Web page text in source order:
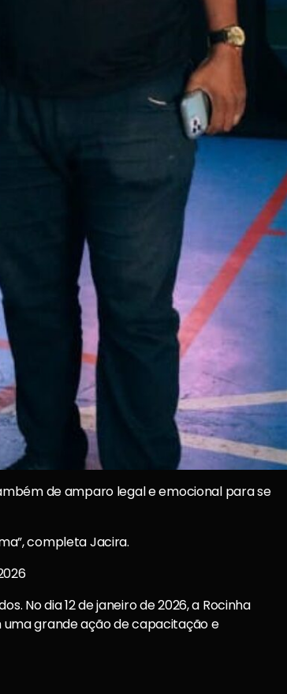
de amparo legal e emocional para se
completa Jacira.
No dia 12 de janeiro de 2026, a Rocinha
uma grande ação de capacitação e